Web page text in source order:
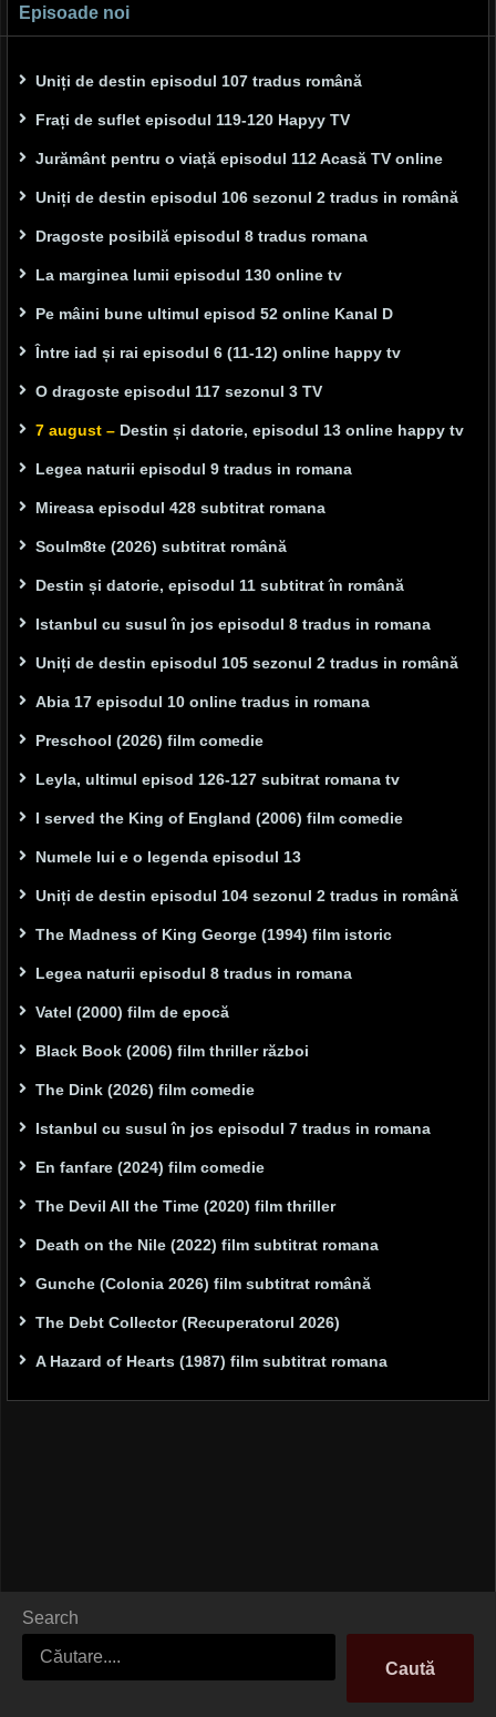
Episoade noi
Uniți de destin episodul 107 tradus română
Frați de suflet episodul 119-120 Hapyy TV
Jurământ pentru o viață episodul 112 Acasă TV online
Uniți de destin episodul 106 sezonul 2 tradus in română
Dragoste posibilă episodul 8 tradus romana
La marginea lumii episodul 130 online tv
Pe mâini bune ultimul episod 52 online Kanal D
Între iad și rai episodul 6 (11-12) online happy tv
O dragoste episodul 117 sezonul 3 TV
7 august – Destin și datorie, episodul 13 online happy tv
Legea naturii episodul 9 tradus in romana
Mireasa episodul 428 subtitrat romana
Soulm8te (2026) subtitrat română
Destin și datorie, episodul 11 subtitrat în română
Istanbul cu susul în jos episodul 8 tradus in romana
Uniți de destin episodul 105 sezonul 2 tradus in română
Abia 17 episodul 10 online tradus in romana
Preschool (2026) film comedie
Leyla, ultimul episod 126-127 subitrat romana tv
I served the King of England (2006) film comedie
Numele lui e o legenda episodul 13
Uniți de destin episodul 104 sezonul 2 tradus in română
The Madness of King George (1994) film istoric
Legea naturii episodul 8 tradus in romana
Vatel (2000) film de epocă
Black Book (2006) film thriller război
The Dink (2026) film comedie
Istanbul cu susul în jos episodul 7 tradus in romana
En fanfare (2024) film comedie
The Devil All the Time (2020) film thriller
Death on the Nile (2022) film subtitrat romana
Gunche (Colonia 2026) film subtitrat română
The Debt Collector (Recuperatorul 2026)
A Hazard of Hearts (1987) film subtitrat romana
Search
Caută